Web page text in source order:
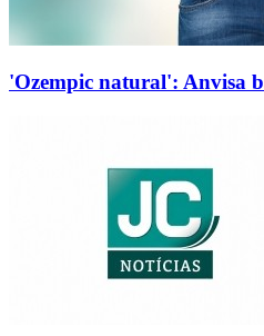
'Ozempic natural': Anvisa